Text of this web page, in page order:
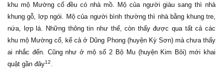
khu mộ Mường cổ đều có nhà mồ. Mộ của người giàu sang thì nhà
khung gỗ, lợp ngói. Mộ của người bình thường thì nhà bằng khung tre,
nứa, lợp lá. Những thông tin như thế, còn thấy được qua tất cả các
khu mộ Mường cổ, kể cả ở Dũng Phong (huyện Kỳ Sơn) mà chưa thấy
ai nhắc đến. Cũng như ở mộ số 2 Bộ Mu (huyện Kim Bôi) mới khai
quật gần đây12